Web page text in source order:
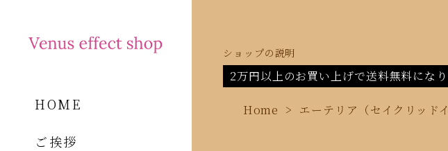
HOME
ご挨拶
ショップの説明
2万円以上のお買い上げで送料無料になり
Home エーテリア（セイクリッド